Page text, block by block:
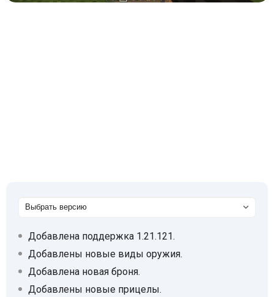
Добавлена поддержка 1.21.121.
Добавлены новые виды оружия.
Добавлена новая броня.
Добавлены новые прицелы.